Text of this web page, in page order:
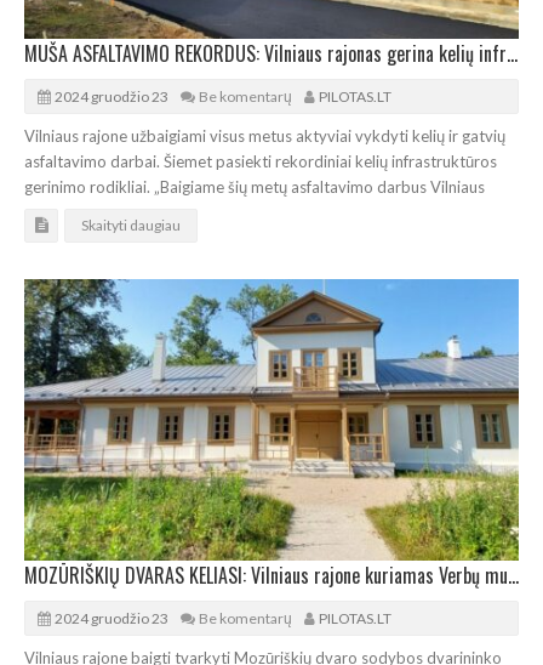
MUŠA ASFALTAVIMO REKORDUS: Vilniaus rajonas gerina kelių infrastruktūros rodiklius
2024 gruodžio 23 Be komentarų PILOTAS.LT
Vilniaus rajone užbaigiami visus metus aktyviai vykdyti kelių ir gatvių
asfaltavimo darbai. Šiemet pasiekti rekordiniai kelių infrastruktūros
gerinimo rodikliai. „Baigiame šių metų asfaltavimo darbus Vilniaus
Skaityti daugiau
MOZŪRIŠKIŲ DVARAS KELIASI: Vilniaus rajone kuriamas Verbų muziejus
2024 gruodžio 23 Be komentarų PILOTAS.LT
Vilniaus rajone baigti tvarkyti Mozūriškių dvaro sodybos dvarininko